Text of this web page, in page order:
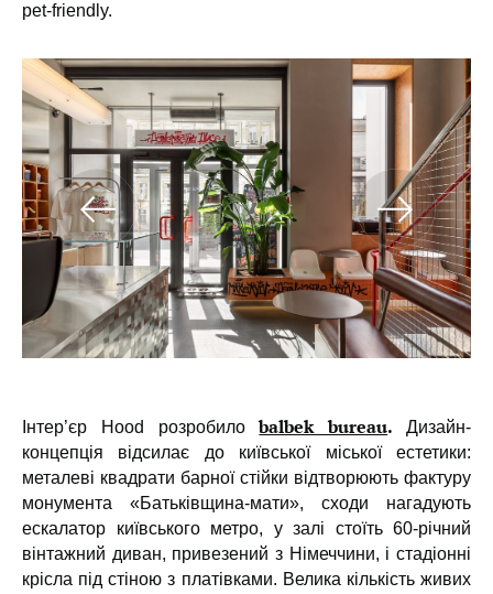
pet-friendly.
Інтер’єр Hood розробилоbalbek bureau.Дизайн-
концепція відсилає до київської міської естетики:
металеві квадрати барної стійки відтворюють фактуру
монумента «Батьківщина-мати», сходи нагадують
ескалатор київського метро, у залі стоїть 60-річний
вінтажний диван, привезений з Німеччини, і стадіонні
крісла під стіною з платівками. Велика кількість живих